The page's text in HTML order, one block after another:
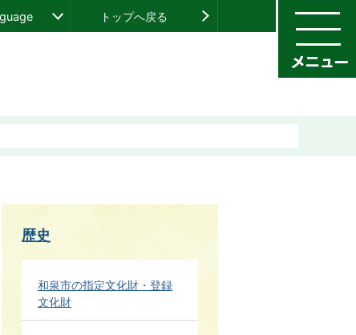
トップへ戻る
歴史
和泉市の指定文化財・登録
文化財